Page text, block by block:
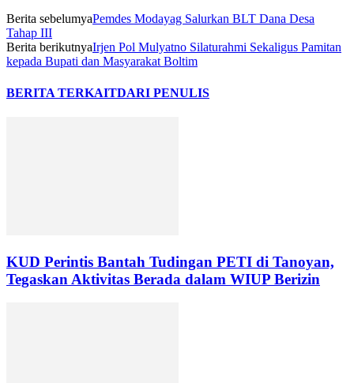
Berita sebelumyaPemdes Modayag Salurkan BLT Dana Desa
Tahap III
Berita berikutnyaIrjen Pol Mulyatno Silaturahmi Sekaligus Pamitan
kepada Bupati dan Masyarakat Boltim
BERITA TERKAITDARI PENULIS
KUD Perintis Bantah Tudingan PETI di Tanoyan,
Tegaskan Aktivitas Berada dalam WIUP Berizin